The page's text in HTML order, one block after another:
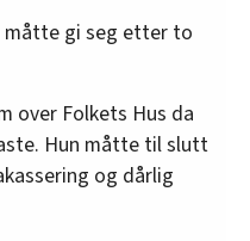
måtte gi seg etter to
over Folkets Hus da
Hun måtte til slutt
og dårlig